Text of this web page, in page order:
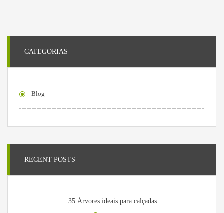
CATEGORIAS
Blog
RECENT POSTS
35 Árvores ideais para calçadas.